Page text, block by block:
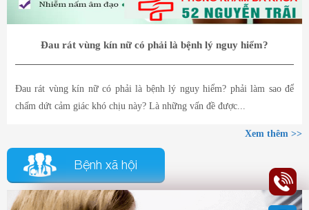
Đau rát vùng kín nữ có phải là bệnh lý nguy hiểm?
Đau rát vùng kín nữ có phải là bệnh lý nguy hiểm? phải làm sao để
chấm dứt cảm giác khó chịu này? Là những vấn đề được...
Xem thêm >>
Bệnh xã hội